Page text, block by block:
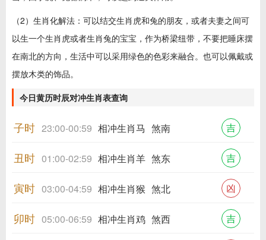
（2）生肖化解法：可以结交生肖虎和兔的朋友，或者夫妻之间可
以生一个生肖虎或者生肖兔的宝宝，作为桥梁纽带，不要把睡床摆
在南北的方向，生活中可以采用绿色的色彩来融合。也可以佩戴或
摆放木类的饰品。
今日黄历时辰对冲生肖表查询
子时 23:00-00:59 相冲生肖马 煞南 吉
丑时 01:00-02:59 相冲生肖羊 煞东 吉
寅时 03:00-04:59 相冲生肖猴 煞北 凶
卯时 05:00-06:59 相冲生肖鸡 煞西 吉